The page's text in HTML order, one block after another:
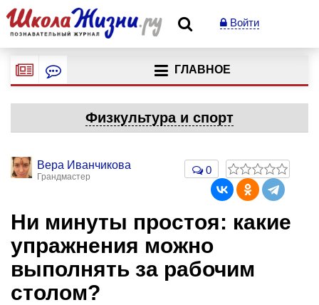
Войти
ГЛАВНОЕ
Физкультура и спорт
Вера Иванчикова
Грандмастер
0
Ни минуты простоя: какие
упражнения можно
выполнять за рабочим
столом?